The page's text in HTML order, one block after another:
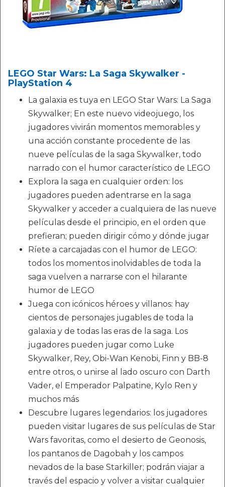
LEGO Star Wars: La Saga Skywalker -
PlayStation 4
La galaxia es tuya en LEGO Star Wars: La Saga
Skywalker; En este nuevo videojuego, los
jugadores vivirán momentos memorables y
una acción constante procedente de las
nueve películas de la saga Skywalker, todo
narrado con el humor característico de LEGO
Explora la saga en cualquier orden: los
jugadores pueden adentrarse en la saga
Skywalker y acceder a cualquiera de las nueve
películas desde el principio, en el orden que
prefieran; pueden dirigir cómo y dónde jugar
Ríete a carcajadas con el humor de LEGO:
todos los momentos inolvidables de toda la
saga vuelven a narrarse con el hilarante
humor de LEGO
Juega con icónicos héroes y villanos: hay
cientos de personajes jugables de toda la
galaxia y de todas las eras de la saga. Los
jugadores pueden jugar como Luke
Skywalker, Rey, Obi-Wan Kenobi, Finn y BB-8
entre otros, o unirse al lado oscuro con Darth
Vader, el Emperador Palpatine, Kylo Ren y
muchos más
Descubre lugares legendarios: los jugadores
pueden visitar lugares de sus películas de Star
Wars favoritas, como el desierto de Geonosis,
los pantanos de Dagobah y los campos
nevados de la base Starkiller; podrán viajar a
través del espacio y volver a visitar cualquier